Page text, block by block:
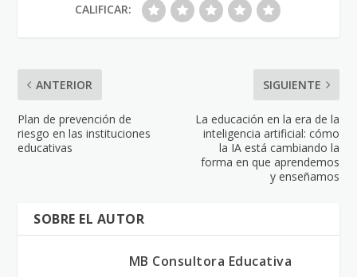
CALIFICAR:
ANTERIOR
Plan de prevención de
riesgo en las instituciones
educativas
SIGUIENTE
La educación en la era de la
inteligencia artificial: cómo
la IA está cambiando la
forma en que aprendemos
y enseñamos
SOBRE EL AUTOR
MB Consultora Educativa